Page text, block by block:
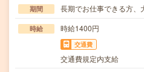
期間 長期でお仕事できる方、
時給 時給1400円
交通費
交通費規定内支給